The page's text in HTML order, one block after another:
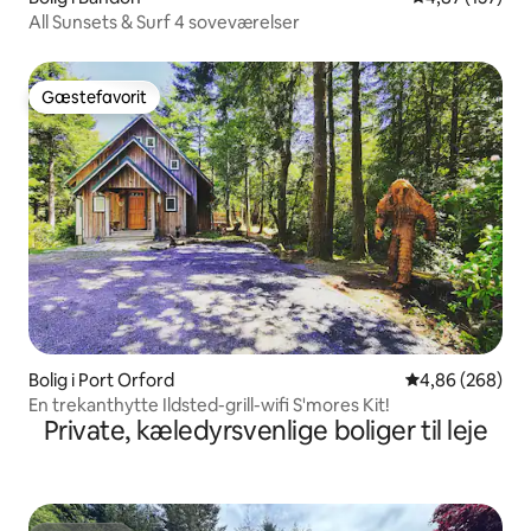
All Sunsets & Surf 4 soveværelser
Gæstefavorit
Gæstefavorit
Bolig i Port Orford 4,86 ud af 5 i
4,86 (268)
En trekanthytte Ildsted-grill-wifi S'mores Kit!
Private, kæledyrsvenlige boliger til leje